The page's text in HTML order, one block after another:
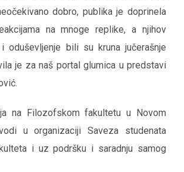
dobro, publika je doprinela
na mnoge replike, a njihov
oduševljenje bili su kruna jučerašnje
je za naš portal glumica u predstavi
na Filozofskom fakultetu u Novom
u organizaciji Saveza studenata
i uz podršku i saradnju samog